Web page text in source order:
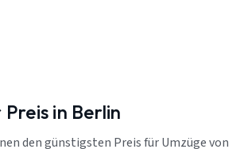
in Berlin
den günstigsten Preis für Umzüge von